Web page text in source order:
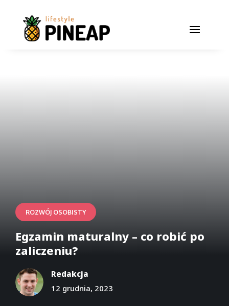
ROZWÓJ OSOBISTY
Egzamin maturalny – co robić po
zaliczeniu?
Redakcja
12 grudnia, 2023